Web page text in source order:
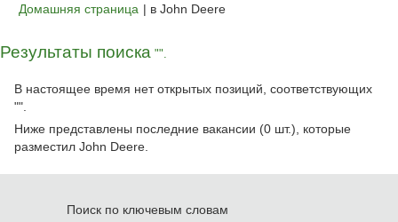
Домашняя страница | в John Deere(текущая
Результаты поиска "".
В настоящее время нет открытых позиций, соответствующих
"".
Ниже представлены последние вакансии (0 шт.), которые
разместил John Deere.
Поиск по ключевым словам